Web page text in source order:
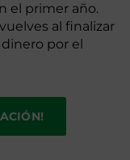
el primer año.
al finalizar
por el